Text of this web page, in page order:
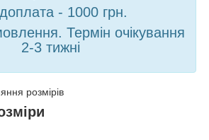
- 1000 грн.
Термін очікування
2-3 тижні